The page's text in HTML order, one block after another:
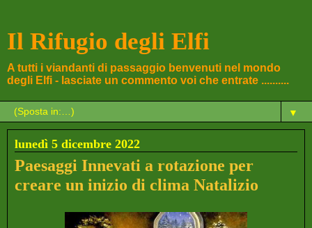
Il Rifugio degli Elfi
A tutti i viandanti di passaggio benvenuti nel mondo
degli Elfi - lasciate un commento voi che entrate ..........
▼
lunedì 5 dicembre 2022
Paesaggi Innevati a rotazione per
creare un inizio di clima Natalizio